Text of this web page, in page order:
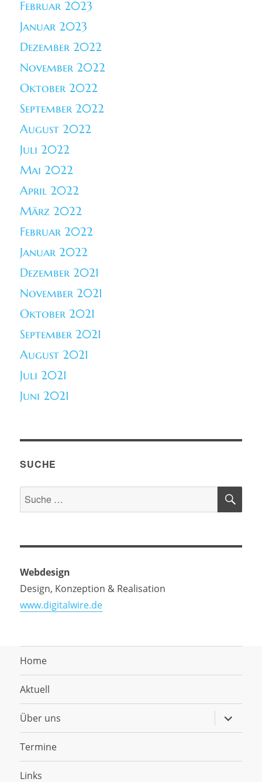
Februar 2023
Januar 2023
Dezember 2022
November 2022
Oktober 2022
September 2022
August 2022
Juli 2022
Mai 2022
April 2022
März 2022
Februar 2022
Januar 2022
Dezember 2021
November 2021
Oktober 2021
September 2021
August 2021
Juli 2021
Juni 2021
SUCHE
Suche
nach:
Webdesign
Design, Konzeption & Realisation
www.digitalwire.de
Home
Aktuell
Über uns anzeigen
Termine
Links